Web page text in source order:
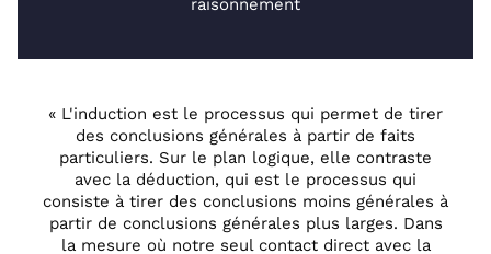
« L'induction est le processus qui permet de tirer
des conclusions générales à partir de faits
particuliers. Sur le plan logique, elle contraste
avec la déduction, qui est le processus qui
consiste à tirer des conclusions moins générales à
partir de conclusions générales plus larges. Dans
la mesure où notre seul contact direct avec la
raisonnement